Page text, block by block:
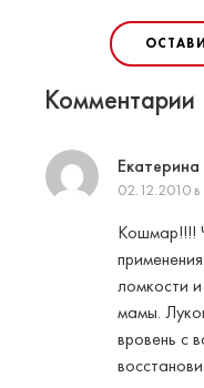
Комментарии
Екатерина
02.12.2010 в
Кошмар!!!!
ломкости
мамы.
вровень с